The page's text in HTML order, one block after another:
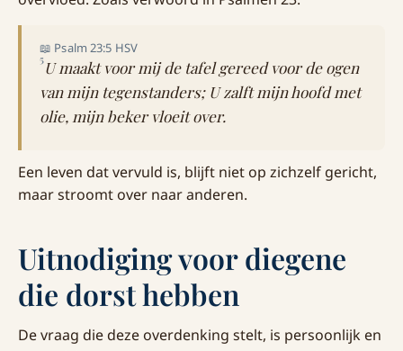
📖 Psalm 23:5 HSV
5U maakt voor mij de tafel gereed voor de ogen
van mijn tegenstanders; U zalft mijn hoofd met
olie, mijn beker vloeit over.
Een leven dat vervuld is, blijft niet op zichzelf gericht,
maar stroomt over naar anderen.
Uitnodiging voor diegene
die dorst hebben
De vraag die deze overdenking stelt, is persoonlijk en